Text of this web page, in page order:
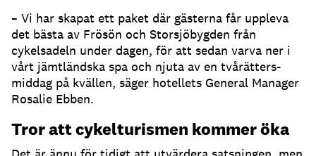
– Vi har skapat ett paket där gästerna får uppleva
det bästa av Frösön och Storsjöbygden från
cykelsadeln under dagen, för att sedan varva ner i
vårt jämtländska spa och njuta av en tvårätters-
middag på kvällen, säger hotellets General Manager
Rosalie Ebben.
Tror att cykelturismen kommer öka